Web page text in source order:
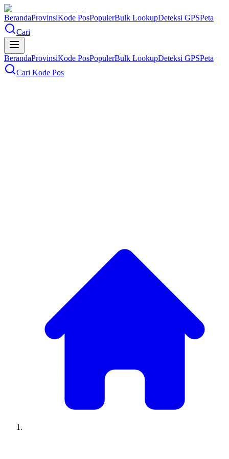
BerandaProvinsiKode PosPopulerBulk LookupDeteksi GPSPeta
Cari
BerandaProvinsiKode PosPopulerBulk LookupDeteksi GPSPeta
Cari Kode Pos